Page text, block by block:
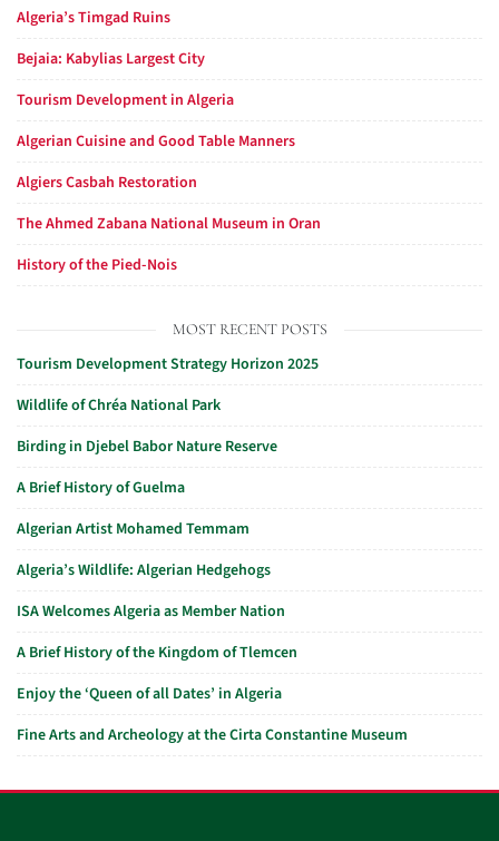
Algeria’s Timgad Ruins
Bejaia: Kabylias Largest City
Tourism Development in Algeria
Algerian Cuisine and Good Table Manners
Algiers Casbah Restoration
The Ahmed Zabana National Museum in Oran
History of the Pied-Nois
MOST RECENT POSTS
Tourism Development Strategy Horizon 2025
Wildlife of Chréa National Park
Birding in Djebel Babor Nature Reserve
A Brief History of Guelma
Algerian Artist Mohamed Temmam
Algeria’s Wildlife: Algerian Hedgehogs
ISA Welcomes Algeria as Member Nation
A Brief History of the Kingdom of Tlemcen
Enjoy the ‘Queen of all Dates’ in Algeria
Fine Arts and Archeology at the Cirta Constantine Museum